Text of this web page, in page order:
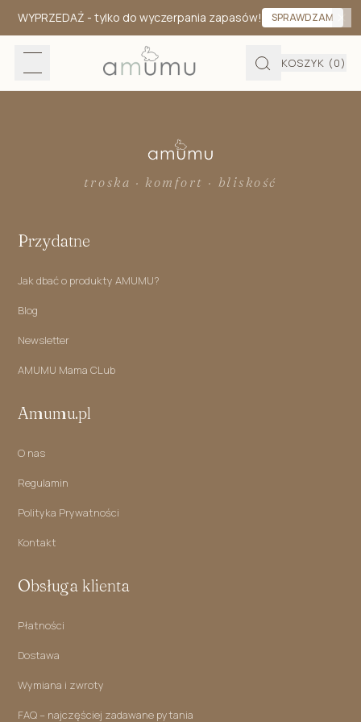
WYPRZEDAŻ - tylko do wyczerpania zapasów! SPRAWDZAM
KOSZYK (0)
troska · komfort · bliskość
Przydatne
Jak dbać o produkty AMUMU?
Blog
Newsletter
AMUMU Mama CLub
Amumu.pl
O nas
Regulamin
Polityka Prywatności
Kontakt
Obsługa klienta
Płatności
Dostawa
Wymiana i zwroty
FAQ – najczęściej zadawane pytania